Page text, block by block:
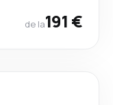
de la191 €